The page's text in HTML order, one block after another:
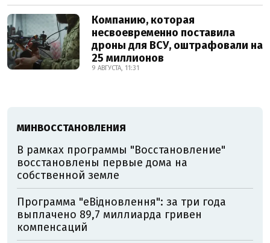
Компанию, которая
несвоевременно поставила
дроны для ВСУ, оштрафовали на
25 миллионов
9 АВГУСТА, 11:31
МИНВОССТАНОВЛЕНИЯ
В рамках программы "Восстановление"
восстановлены первые дома на
собственной земле
Программа "еВідновлення": за три года
выплачено 89,7 миллиарда гривен
компенсаций